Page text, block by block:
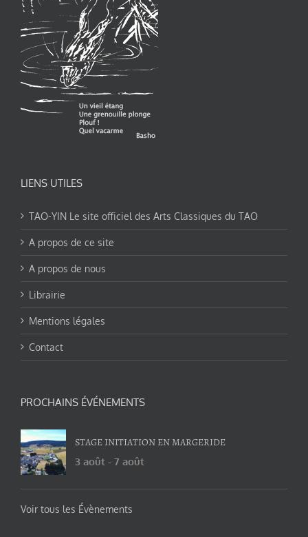
LIENS UTILES
TAO-YIN Le site officiel des Arts Classiques du TAO
A propos de ce site
A propos de nous
Librairie
Mentions légales
Contact
PROCHAINS ÉVÉNEMENTS
STAGE INITIATION EN MARGERIDE
3 août - 7 août
Voir tous les Évènements